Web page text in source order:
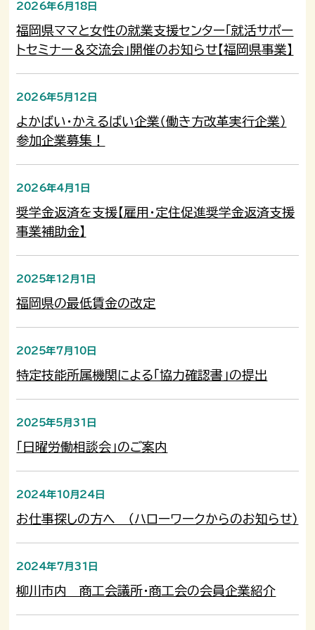
2026年6月18日
福岡県ママと女性の就業支援センター「就活サポー
トセミナー＆交流会」開催のお知らせ【福岡県事業】
2026年5月12日
よかばい・かえるばい企業（働き方改革実行企業）
参加企業募集！
2026年4月1日
奨学金返済を支援【雇用・定住促進奨学金返済支援
事業補助金】
2025年12月1日
福岡県の最低賃金の改定
2025年7月10日
特定技能所属機関による「協力確認書」の提出
2025年5月31日
「日曜労働相談会」のご案内
2024年10月24日
お仕事探しの方へ （ハローワークからのお知らせ）
2024年7月31日
柳川市内 商工会議所・商工会の会員企業紹介